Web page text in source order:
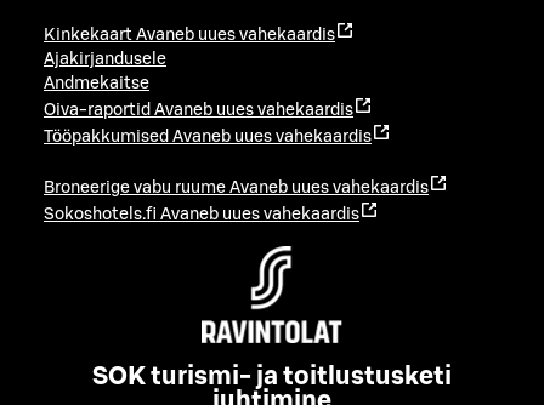
Kinkekaart Avaneb uues vahekaardis
Ajakirjandusele
Andmekaitse
Oiva-raportid Avaneb uues vahekaardis
Tööpakkumised Avaneb uues vahekaardis
Broneerige vabu ruume Avaneb uues vahekaardis
Sokoshotels.fi Avaneb uues vahekaardis
SOK turismi- ja toitlustusketi